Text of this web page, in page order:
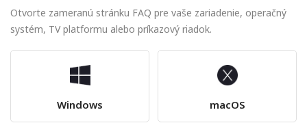
Otvorte zameranú stránku FAQ pre vaše zariadenie, operačný
systém, TV platformu alebo príkazový riadok.
Windows macOS